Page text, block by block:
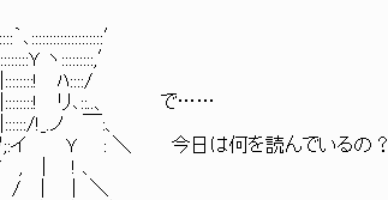
｀､::::::::::::::::::::′
Ｙ ヽ:::::::::,′
ﾊ::::/
､::..、 で……
￣:、
＼ 今日は何を読んでいるの？
, | ! 、
/ / | | ＼